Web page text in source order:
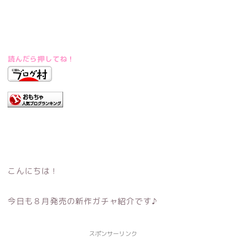
読んだら押してね！
こんにちは！
今日も８月発売の新作ガチャ紹介です♪
スポンサーリンク